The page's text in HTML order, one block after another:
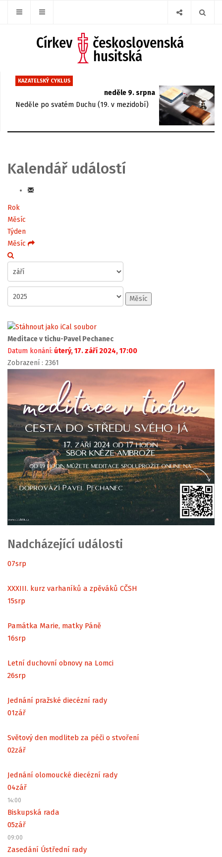
KAZATELSKÝ CYKLUS
neděle 9. srpna
Neděle po svatém Duchu (19. v mezidobí)
Kalendář událostí
Rok
Měsíc
Týden
Měsíc
Měsíc
Meditace v tichu-Pavel Pechanec
Datum konání: úterý, 17. září 2024, 17:00
Zobrazení : 2361
Nadcházející události
07srp
XXXIII. kurz varhaníků a zpěváků CČSH
15srp
Památka Marie, matky Páně
16srp
Letní duchovní obnovy na Lomci
26srp
Jednání pražské diecézní rady
01zář
Světový den modliteb za péči o stvoření
02zář
Jednání olomoucké diecézní rady
04zář
14:00
Biskupská rada
05zář
09:00
Zasedání Ústřední rady